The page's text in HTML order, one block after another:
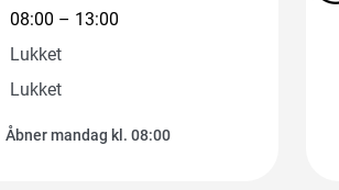
08:00 – 13:00
Lukket
Lukket
Åbner mandag kl. 08:00